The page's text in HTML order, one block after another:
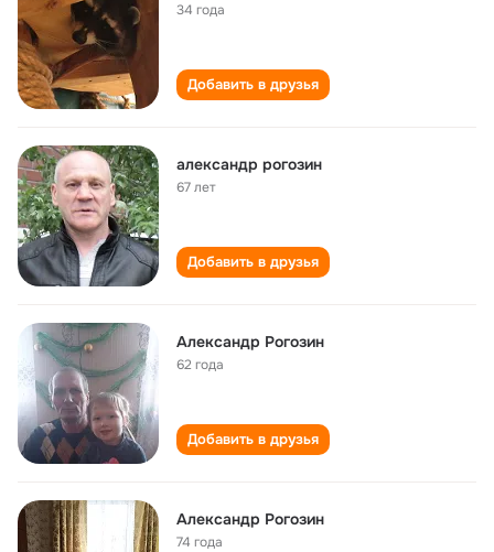
34 года
Добавить в друзья
александр рогозин
67 лет
Добавить в друзья
Александр Рогозин
62 года
Добавить в друзья
Александр Рогозин
74 года